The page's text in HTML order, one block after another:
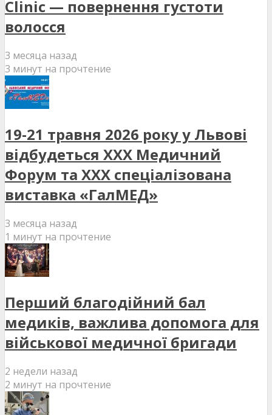
Clinic — повернення густоти
волосся
3 месяца назад
3 минут на прочтение
19-21 травня 2026 року у Львові
відбудеться XXX Медичний
Форум та XXX спеціалізована
виставка «ГалМЕД»
3 месяца назад
1 минут на прочтение
Перший благодійний бал
медиків, важлива допомога для
військової медичної бригади
2 недели назад
2 минут на прочтение